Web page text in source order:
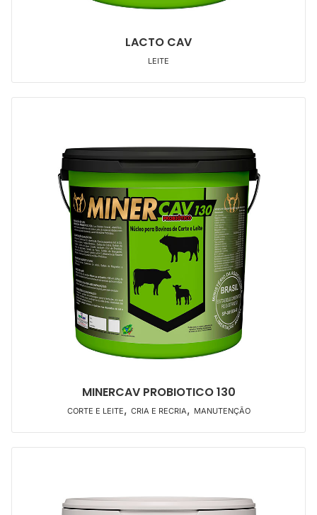
LACTO CAV
LEITE
MINERCAV PROBIOTICO 130
CORTE E LEITE, CRIA E RECRIA, MANUTENÇÃO